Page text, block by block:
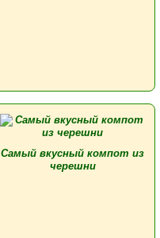
Самый вкусный компот из
черешни